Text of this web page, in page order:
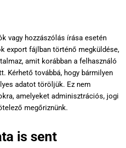
vagy hozzászólás írása esetén
export fájlban történő megküldése,
amit korábban a felhasználó
Kérhető továbbá, hogy bármilyen
adatot töröljük. Ez nem
amelyeket adminisztrációs, jogi
megőriznünk.
is sent